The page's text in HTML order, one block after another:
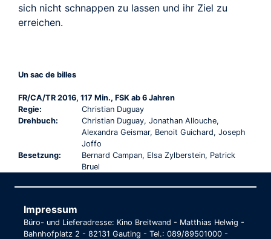
sich nicht schnappen zu lassen und ihr Ziel zu
erreichen.
Un sac de billes
FR/CA/TR 2016, 117 Min., FSK ab 6 Jahren
Regie:
Christian Duguay
Drehbuch:
Christian Duguay, Jonathan Allouche,
Alexandra Geismar, Benoit Guichard, Joseph
Joffo
Besetzung:
Bernard Campan, Elsa Zylberstein, Patrick
Bruel
Impressum
Büro- und Lieferadresse: Kino Breitwand - Matthias Helwig -
Bahnhofplatz 2 - 82131 Gauting - Tel.: 089/89501000 -